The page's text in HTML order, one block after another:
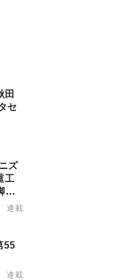
セ
工
は
雑
連載
55
連載